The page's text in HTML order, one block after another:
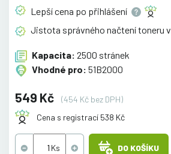
Lepší cena po přihlášení
Jistota správného načtení toneru v
Kapacita: 2500 stránek
Vhodné pro: 51B2000
549 Kč
(454 Kč bez DPH)
Cena s registrací 538 Kč
DO KOŠÍKU